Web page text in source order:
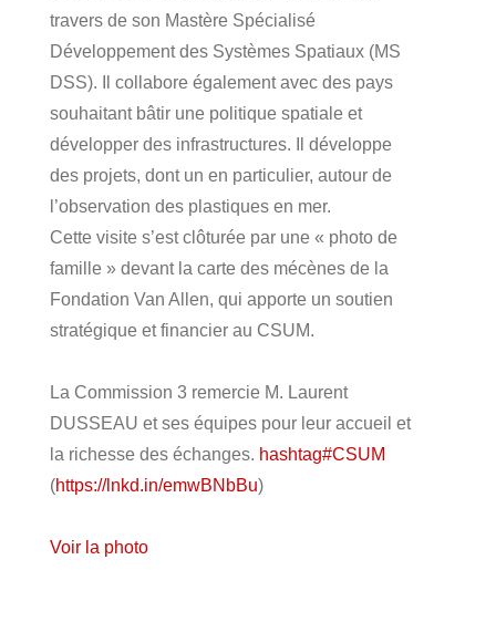
travers de son Mastère Spécialisé
Développement des Systèmes Spatiaux (MS
DSS). Il collabore également avec des pays
souhaitant bâtir une politique spatiale et
développer des infrastructures. Il développe
des projets, dont un en particulier, autour de
l’observation des plastiques en mer.
Cette visite s’est clôturée par une « photo de
famille » devant la carte des mécènes de la
Fondation Van Allen, qui apporte un soutien
stratégique et financier au CSUM.
La Commission 3 remercie M. Laurent
DUSSEAU et ses équipes pour leur accueil et
la richesse des échanges. hashtag#CSUM
(https://lnkd.in/emwBNbBu)
Voir la photo